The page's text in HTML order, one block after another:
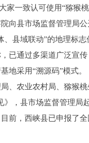
一致认可使用“猕猴桃
向县市场监督管理局
县域联动”的地理标志
已通过多渠道广泛宣
地采用“溯源码”模式。
、农业农村局、猕猴
，县市场监督管理局
前，西峡县已申报了